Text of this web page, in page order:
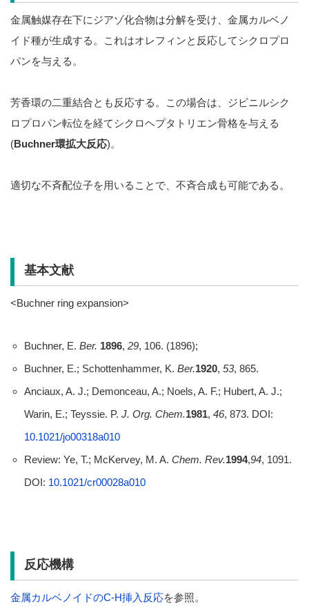
金属触媒存在下にジアゾ化合物は分解を受け、金属カルベノ
イド種が生成する。これはオレフィンと反応してシクロプロ
パンを与える。
芳香環の二重結合とも反応する。この場合は、ジビニルシク
ロプロパン転位を経てシクロヘプタトリエン骨格を与える
(Buchner環拡大反応)。
適切な不斉配位子を用いることで、不斉合成も可能である。
基本文献
<Buchner ring expansion>
Buchner, E. Ber. 1896, 29, 106. (1896);
Buchner, E.; Schottenhammer, K. Ber.1920, 53, 865.
Anciaux, A. J.; Demonceau, A.; Noels, A. F.; Hubert, A. J.;
Warin, E.; Teyssie. P. J. Org. Chem.1981, 46, 873. DOI:
10.1021/jo00318a010
Review: Ye, T.; McKervey, M. A. Chem. Rev.1994,94, 1091.
DOI: 10.1021/cr00028a010
反応機構
金属カルベノイドのC-H挿入反応を参照。